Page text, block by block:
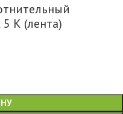
К (лента)